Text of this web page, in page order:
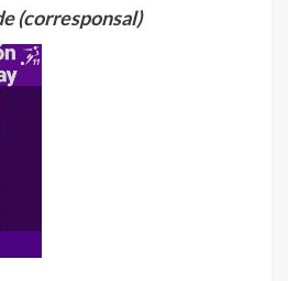
(corresponsal)